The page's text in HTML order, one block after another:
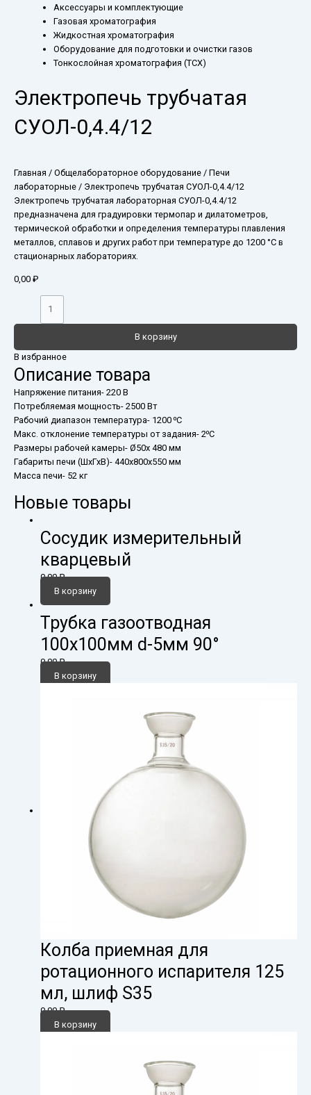
Аксессуары и комплектующие
Газовая хроматография
Жидкостная хроматография
Оборудование для подготовки и очистки газов
Тонкослойная хроматография (ТСХ)
Электропечь трубчатая
СУОЛ-0,4.4/12
Главная / Общелабораторное оборудование / Печи
лабораторные / Электропечь трубчатая СУОЛ-0,4.4/12
Электропечь трубчатая лабораторная СУОЛ-0,4.4/12
предназначена для градуировки термопар и дилатометров,
термической обработки и определения температуры плавления
металлов, сплавов и других работ при температуре до 1200 °С в
стационарных лабораториях.
0,00 ₽
В корзину
В избранное
Описание товара
Напряжение питания- 220 В
Потребляемая мощность- 2500 Вт
Рабочий диапазон температура- 1200 ⁰C
Макс. отклонение температуры от задания- 2⁰C
Размеры рабочей камеры- Ø50x 480 мм
Габариты печи (ШхГхВ)- 440x800x550 мм
Масса печи- 52 кг
Новые товары
Сосудик измерительный
кварцевый
0,00₽
В корзину
Трубка газоотводная
100х100мм d-5мм 90°
0,00₽
В корзину
Колба приемная для
ротационного испарителя 125
мл, шлиф S35
0,00₽
В корзину